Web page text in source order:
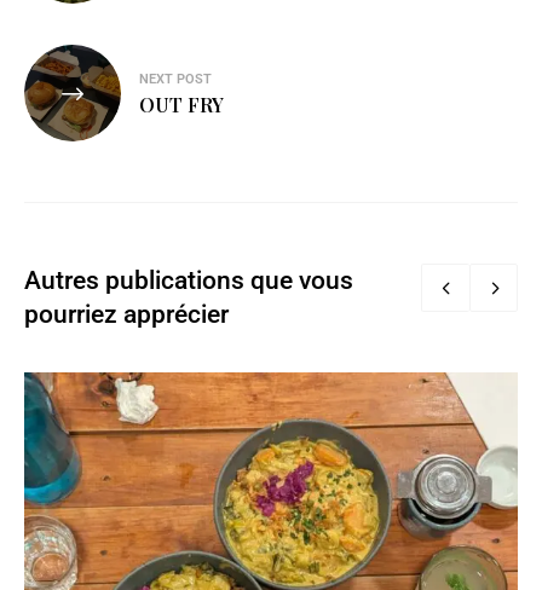
NEXT POST
OUT FRY
Autres publications que vous
pourriez apprécier